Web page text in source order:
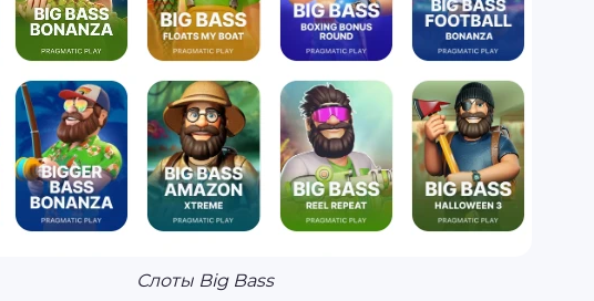
Слоты Big Bass